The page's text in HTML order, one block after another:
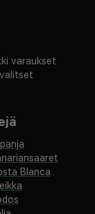
varaukset
Blanca